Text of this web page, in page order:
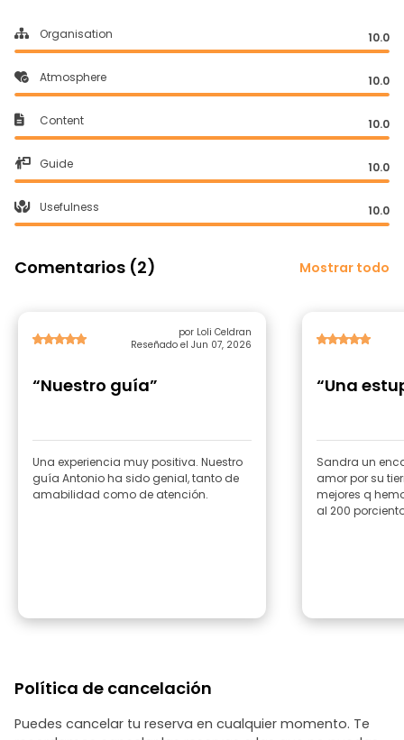
Organisation 10.0
Atmosphere 10.0
Content 10.0
Guide 10.0
Usefulness 10.0
Comentarios (2) Mostrar todo
por Loli Celdran
Reseñado el Jun 07, 2026
“Nuestro guía”
Una experiencia muy positiva. Nuestro
guía Antonio ha sido genial, tanto de
amabilidad como de atención.
“Una
Sandra un
amor por su
mejores q
al 200
Política de cancelación
Puedes cancelar tu reserva en cualquier momento. Te